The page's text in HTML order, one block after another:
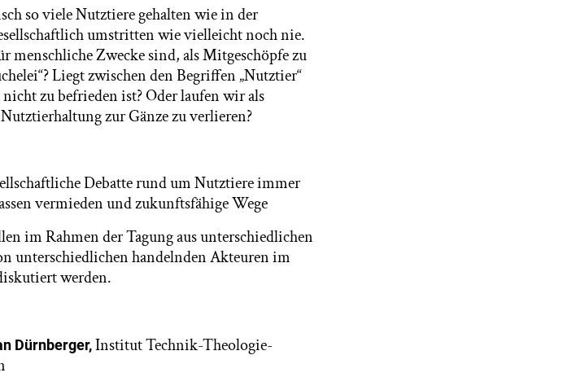
so viele Nutztiere gehalten wie in der
umstritten wie vielleicht noch nie.
menschliche Zwecke sind, als Mitgeschöpfe zu
Liegt zwischen den Begriffen „Nutztier“
zu befrieden ist? Oder laufen wir als
zur Gänze zu verlieren?
Debatte rund um Nutztiere immer
vermieden und zukunftsfähige Wege
im Rahmen der Tagung aus unterschiedlichen
unterschiedlichen handelnden Akteuren im
werden.
Dürnberger,Institut Technik-Theologie-